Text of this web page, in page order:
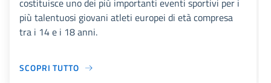
costituisce uno dei più importanti eventi sportivi per i
più talentuosi giovani atleti europei di età compresa
tra i 14 e i 18 anni.
SCOPRI TUTTO